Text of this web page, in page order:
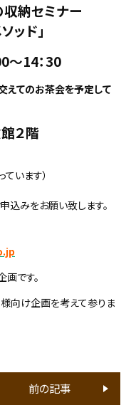
納セミナー
ド」
～14：30
えてのお茶会を予定して
２階
います）
込みをお願い致します。
画です。
向け企画を考えて参りま
前の記事